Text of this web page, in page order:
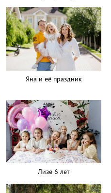
Яна и её праздник
Лизе 6 лет